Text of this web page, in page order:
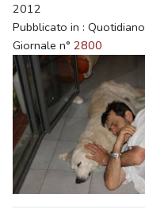
2012
Pubblicato in : Quotidiano
Giornale n° 2800